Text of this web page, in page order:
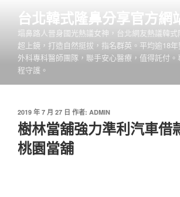
台北韓式隆鼻分享官方網
塌鼻路人晉身國光熱議女神，台北網友熱議韓
超上鏡，打造自然挺拔，指名群英。平均逾18
外科專科醫師團隊，聯手安心醫療，值得託付
程守護。
發
佈
於
2019 年 7 月 27 日 作者: ADMIN
樹林當舖強力準利汽車借
桃園當舖